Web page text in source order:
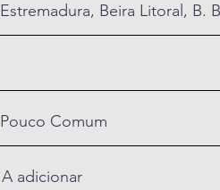
Estremadura, Beira Litoral, B.
Pouco Comum
A adicionar